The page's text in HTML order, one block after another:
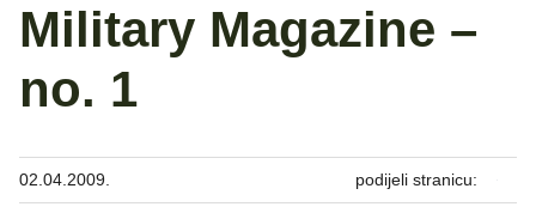
Military Magazine –
no. 1
02.04.2009. podijeli stranicu: